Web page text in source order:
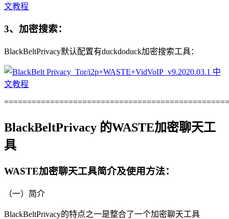
3、加密搜索：
BlackBeltPrivacy默认配置有duckdoduck加密搜索工具：
BlackBeltPrivacy 的WASTE加密聊天工
具
WASTE加密聊天工具简介及使用方法：
（一）简介
BlackBeltPrivacy的特点之一是整合了一个加密聊天工具